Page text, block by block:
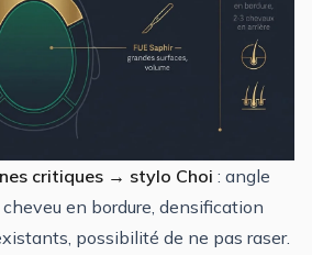
critiques → stylo Choi : angle
en bordure, densification
possibilité de ne pas raser.